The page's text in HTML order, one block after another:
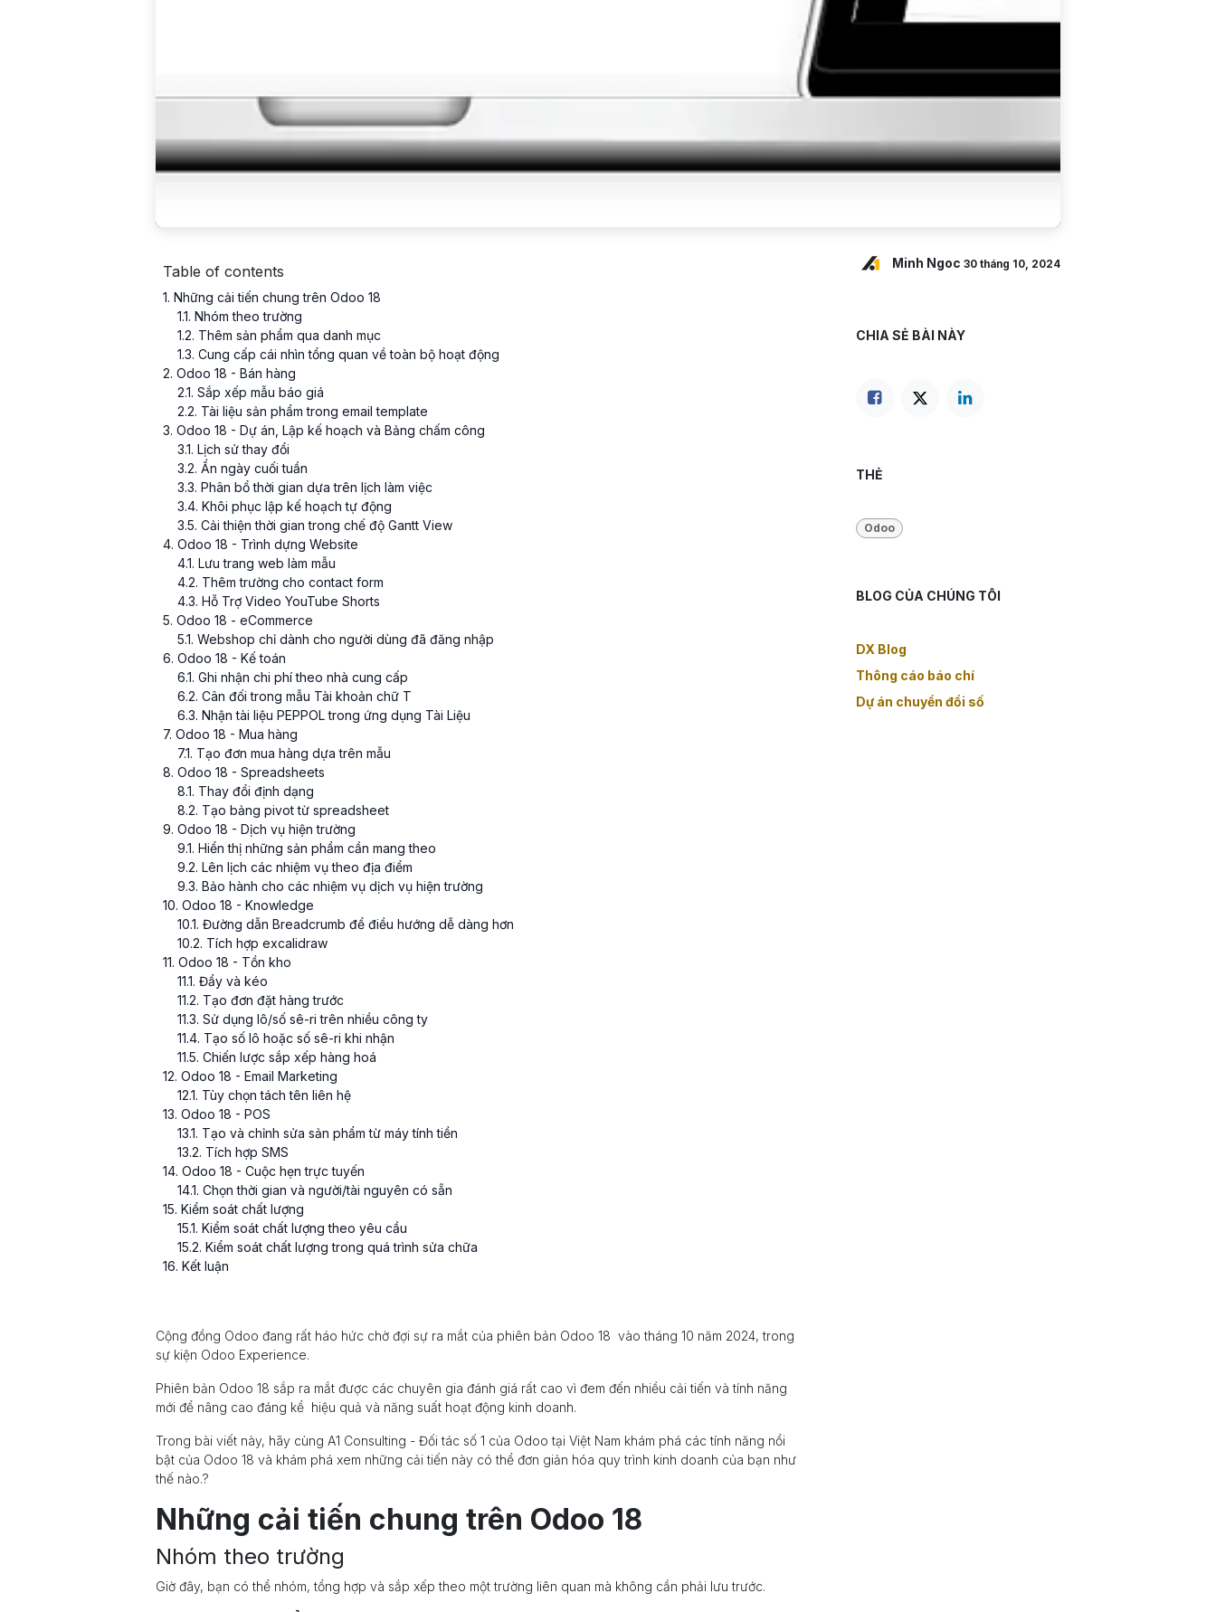
Table of contents
1. Những cải tiến chung trên Odoo 18
1.1. Nhóm theo trường
1.2. Thêm sản phẩm qua danh mục
1.3. Cung cấp cái nhìn tổng quan về toàn bộ hoạt động
2. Odoo 18 - Bán hàng
2.1. Sắp xếp mẫu báo giá
2.2. Tài liệu sản phẩm trong email template
3. Odoo 18 - Dự án, Lập kế hoạch và Bảng chấm công
3.1. Lịch sử thay đổi
3.2. Ẩn ngày cuối tuần
3.3. Phân bổ thời gian dựa trên lịch làm việc
3.4. Khôi phục lập kế hoạch tự động
3.5. Cải thiện thời gian trong chế độ Gantt View
4. Odoo 18 - Trình dựng Website
4.1. Lưu trang web làm mẫu
4.2. Thêm trường cho contact form
4.3. Hỗ Trợ Video YouTube Shorts
5. Odoo 18 - eCommerce
5.1. Webshop chỉ dành cho người dùng đã đăng nhập
6. Odoo 18 - Kế toán
6.1. Ghi nhận chi phí theo nhà cung cấp
6.2. Cân đối trong mẫu Tài khoản chữ T
6.3. Nhận tài liệu PEPPOL trong ứng dụng Tài Liệu
7. Odoo 18 - Mua hàng
7.1. Tạo đơn mua hàng dựa trên mẫu
8. Odoo 18 - Spreadsheets
8.1. Thay đổi định dạng
8.2. Tạo bảng pivot từ spreadsheet
9. Odoo 18 - Dịch vụ hiện trường
9.1. Hiển thị những sản phẩm cần mang theo
9.2. Lên lịch các nhiệm vụ theo địa điểm
9.3. Bảo hành cho các nhiệm vụ dịch vụ hiện trường
10. Odoo 18 - Knowledge
10.1. Đường dẫn Breadcrumb để điều hướng dễ dàng hơn
10.2. Tích hợp excalidraw
11. Odoo 18 - Tồn kho
11.1. Đẩy và kéo
11.2. Tạo đơn đặt hàng trước
11.3. Sử dụng lô/số sê-ri trên nhiều công ty
11.4. Tạo số lô hoặc số sê-ri khi nhận
11.5. Chiến lược sắp xếp hàng hoá
12. Odoo 18 - Email Marketing
12.1. Tùy chọn tách tên liên hệ
13. Odoo 18 - POS
13.1. Tạo và chỉnh sửa sản phẩm từ máy tính tiền
13.2. Tích hợp SMS
14. Odoo 18 - Cuộc hẹn trực tuyến
14.1. Chọn thời gian và người/tài nguyên có sẵn
15. Kiểm soát chất lượng
15.1. Kiểm soát chất lượng theo yêu cầu
15.2. Kiểm soát chất lượng trong quá trình sửa chữa
16. Kết luận
Cộng đồng Odoo đang rất háo hức chờ đợi sự ra mắt của phiên bản Odoo 18 vào tháng 10 năm 2024, trong
sự kiện Odoo Experience.
Phiên bản Odoo 18 sắp ra mắt được các chuyên gia đánh giá rất cao vì đem đến nhiều cải tiến và tính năng
mới để nâng cao đáng kể hiệu quả và năng suất hoạt động kinh doanh.
Trong bài viết này, hãy cùng A1 Consulting - Đối tác số 1 của Odoo tại Việt Nam khám phá các tính năng nổi
bật của Odoo 18 và khám phá xem những cải tiến này có thể đơn giản hóa quy trình kinh doanh của bạn như
thế nào.?
Những cải tiến chung trên Odoo 18
Nhóm theo trường
Giờ đây, bạn có thể nhóm, tổng hợp và sắp xếp theo một trường liên quan mà không cần phải lưu trước.
Minh Ngoc 30 tháng 10, 2024
CHIA SẺ BÀI NÀY
THẺ
Odoo
BLOG CỦA CHÚNG TÔI
DX Blog
Thông cáo báo chí
Dự án chuyển đổi số